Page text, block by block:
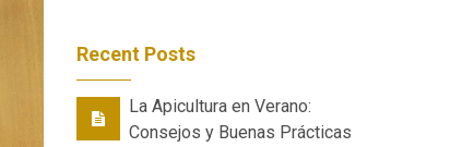
Recent Posts
La Apicultura en Verano:
Consejos y Buenas Prácticas